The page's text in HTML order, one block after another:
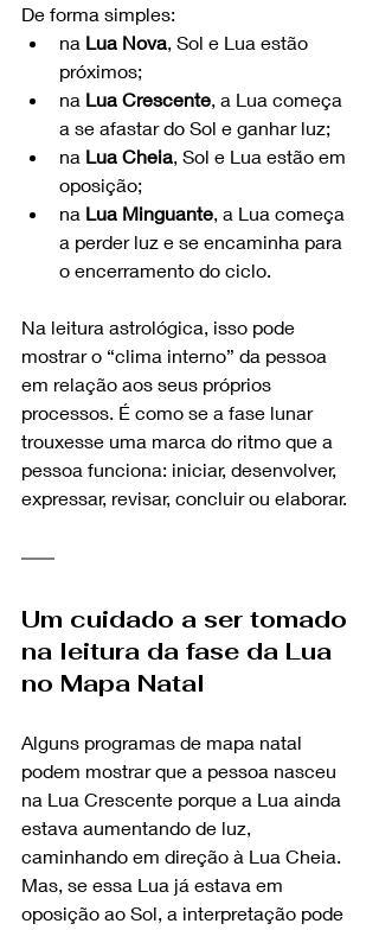
De forma simples:
na Lua Nova, Sol e Lua estão
próximos;
na Lua Crescente, a Lua começa
a se afastar do Sol e ganhar luz;
na Lua Cheia, Sol e Lua estão em
oposição;
na Lua Minguante, a Lua começa
a perder luz e se encaminha para
o encerramento do ciclo.
Na leitura astrológica, isso pode
mostrar o “clima interno” da pessoa
em relação aos seus próprios
processos. É como se a fase lunar
trouxesse uma marca do ritmo que a
pessoa funciona: iniciar, desenvolver,
expressar, revisar, concluir ou elaborar.
Um cuidado a ser tomado
na leitura da fase da Lua
no Mapa Natal
Alguns programas de mapa natal
podem mostrar que a pessoa nasceu
na Lua Crescente porque a Lua ainda
estava aumentando de luz,
caminhando em direção à Lua Cheia.
Mas, se essa Lua já estava em
oposição ao Sol, a interpretação pode